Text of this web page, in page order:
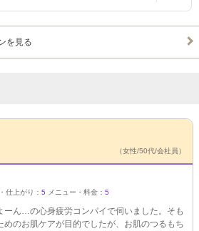
を見る
Up
（女性/50代/会社員）
仕上がり： 5 メニュー・料金： 5
ーん…の心身疲労コンパイで伺いました。そも
めのお肌ケアが目的でしたが、お肌のつるもち